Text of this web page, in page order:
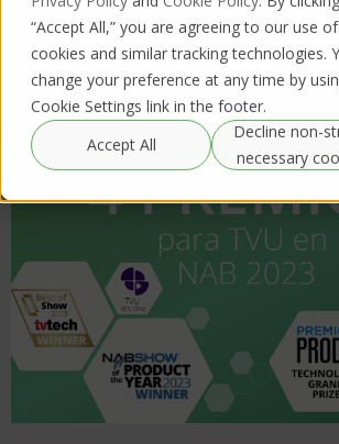
“Accept All,” you are agreeing to our use of
cookies and similar tracking technologies.
change your preference at any time by
Cookie Settings link in the footer.
Accept All
Decline non-
necessary